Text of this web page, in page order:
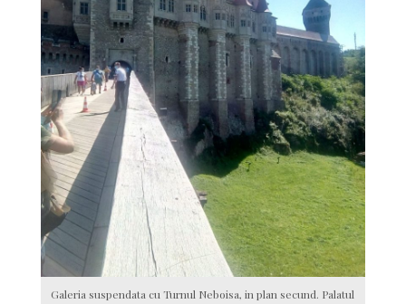
Galeria suspendata cu Turnul Neboisa, in plan secund. Palatul